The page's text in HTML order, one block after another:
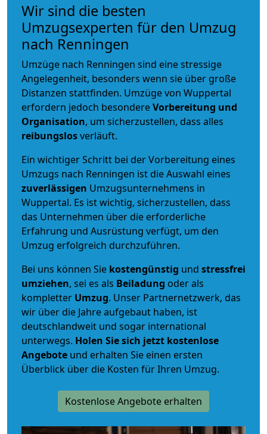
Wir sind die besten
Umzugsexperten für den Umzug
nach Renningen
Umzüge nach Renningen sind eine stressige
Angelegenheit, besonders wenn sie über große
Distanzen stattfinden. Umzüge von Wuppertal
erfordern jedoch besondereVorbereitung und
Organisation, um sicherzustellen, dass alles
reibungslosverläuft.
Ein wichtiger Schritt bei der Vorbereitung eines
Umzugs nach Renningen ist die Auswahl eines
zuverlässigen Umzugsunternehmens in
Wuppertal. Es ist wichtig, sicherzustellen, dass
das Unternehmen über die erforderliche
Erfahrung und Ausrüstung verfügt, um den
Umzug erfolgreich durchzuführen.
Bei uns können Sie kostengünstig und stressfrei
umziehen, sei es als Beiladung oder als
kompletter Umzug. Unser Partnernetzwerk, das
wir über die Jahre aufgebaut haben, ist
deutschlandweit und sogar international
unterwegs. Holen Sie sich jetzt kostenlose
Angebote und erhalten Sie einen ersten
Überblick über die Kosten für Ihren Umzug.
Kostenlose Angebote erhalten